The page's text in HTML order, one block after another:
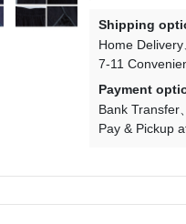
Shipping
Home Delivery
7-11
Payment
Bank Transfer
Pay & Pickup